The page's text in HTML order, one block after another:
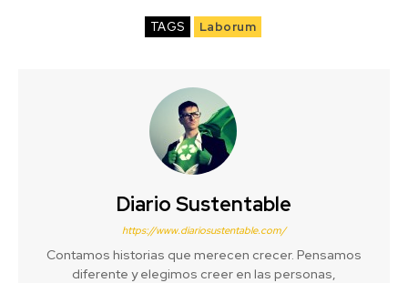
TAGS Laborum
Diario Sustentable
https://www.diariosustentable.com/
Contamos historias que merecen crecer. Pensamos
diferente y elegimos creer en las personas,